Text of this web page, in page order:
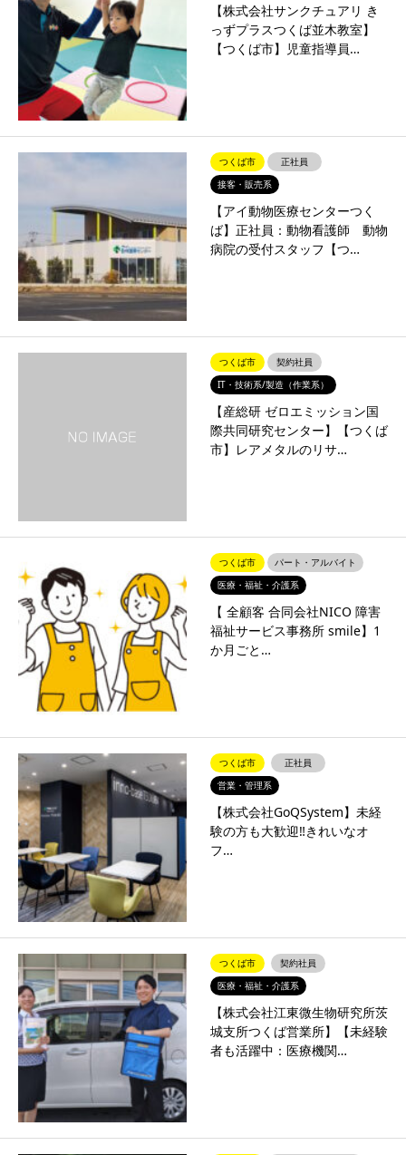
【株式会社サンクチュアリ き
っずプラスつくば並木教室】
【つくば市】児童指導員…
つくば市
正社員
接客・販売系
【アイ動物医療センターつく
ば】正社員：動物看護師 動物
病院の受付スタッフ【つ…
つくば市
契約社員
IT・技術系/製造（作業系）
【産総研 ゼロエミッション国
際共同研究センター】【つくば
市】レアメタルのリサ…
つくば市
パート・アルバイト
医療・福祉・介護系
【 全顧客 合同会社NICO 障害
福祉サービス事務所 smile】1
か月ごと…
つくば市
正社員
営業・管理系
【株式会社GoQSystem】未経
験の方も大歓迎‼きれいなオ
フ…
つくば市
契約社員
医療・福祉・介護系
【株式会社江東微生物研究所茨
城支所つくば営業所】【未経験
者も活躍中：医療機関…